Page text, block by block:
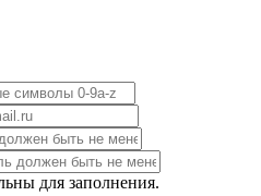
для заполнения.